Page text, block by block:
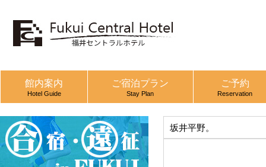
館内案内
Hotel Guide
ご宿泊プラン
Stay Plan
ご予約
Reservation
坂井平野。